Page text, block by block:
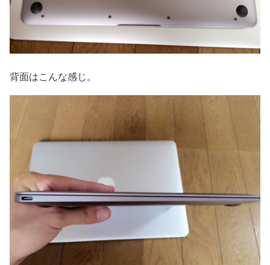
背面はこんな感じ。